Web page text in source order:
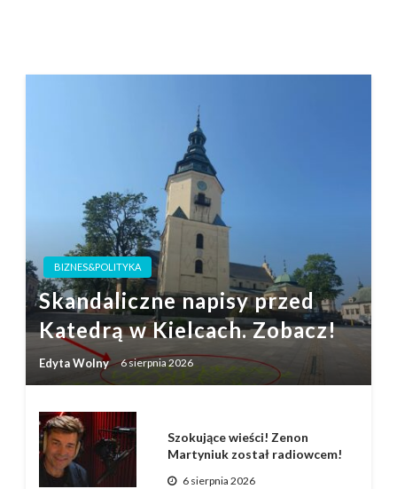
BIZNES&POLITYKA
Skandaliczne napisy przed
Katedrą w Kielcach. Zobacz!
Edyta Wolny 6 sierpnia 2026
Szokujące wieści! Zenon
Martyniuk został radiowcem!
6 sierpnia 2026